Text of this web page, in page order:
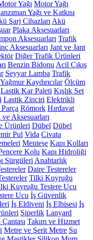
Yağı Motor Yağı
Yağı ve Katkısı
Şarj Cihazları Akü
Plaka Aksesuarları
Aksesuarları Trafik
Aksesuarları Jant ve Jant
Diğer Trafik Ürünleri
Benzin Bidonu Acil Çıkış
Seyyar Lamba Trafik
Yağmur Kaydırıcılar Ölçüm
Lastik Kar Paleti Kışlık Set
Lastik Zinciri Elektrikli
Römork Hırdavat
Aksesuarları
Ürünleri Dübel Dübel
Pul Vida Civata
Menteşe Kapı Kolları
Kolu Kapı Hidroliği
Sürgüleri Anahtarlık
Daire Testereler
Tilki Kuyruğu
Kuyruğu Testere Ucu
Ucu İş Güvenlik
İş Eldiveni İş Elbisesi İş
Siperlik Lanyard
Çantası Takım ve Hizmet
Metre ve Şerit Metre Su